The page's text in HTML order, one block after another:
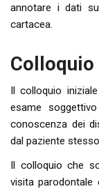
annotare i dati
cartacea.
Colloquio
Il colloquio
esame
conoscenza dei
dal paziente
Il colloquio che
visita parodontale